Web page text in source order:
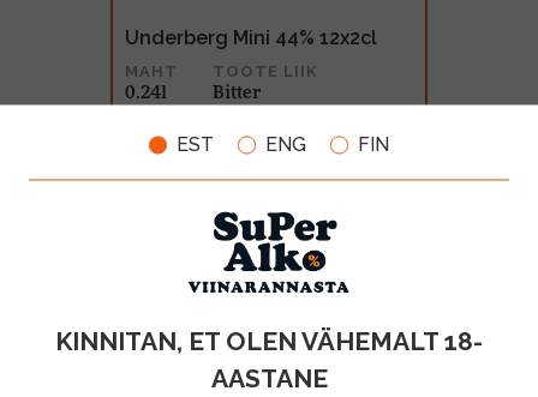
EST ENG FIN
KINNITAN, ET OLEN VÄHEMALT 18-
AASTANE
Underberg Mini 44% 12x2cl
MAHT
0.24l
TOOTE LIIK
Bitter
19.20€